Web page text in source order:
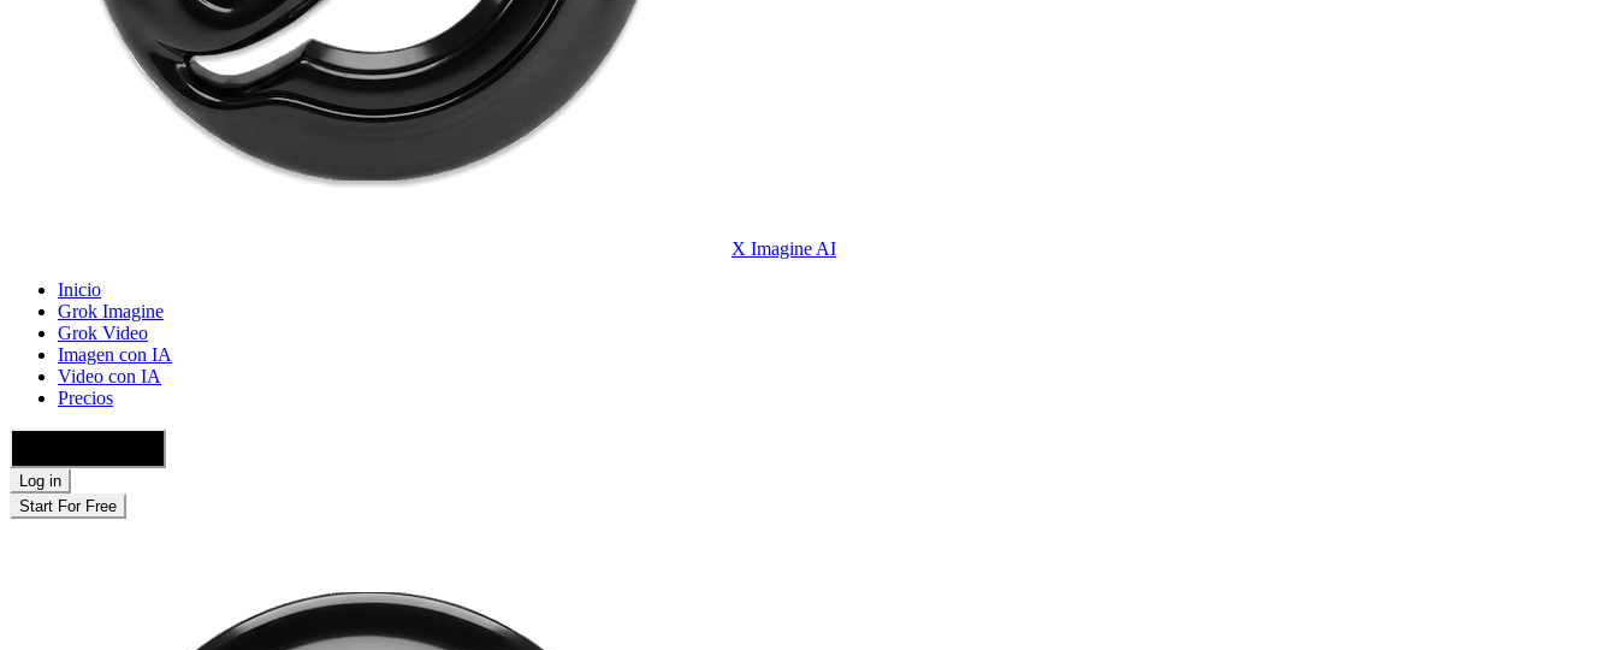
X Imagine AI
Inicio
Grok Imagine
Grok Video
Imagen con IA
Video con IA
Precios
Log in
Start For Free